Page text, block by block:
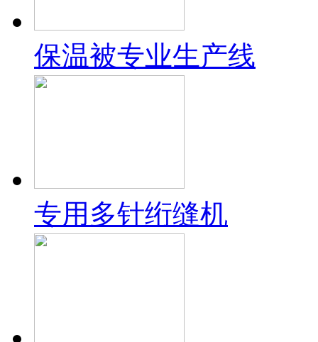
保温被专业生产线
专用多针绗缝机